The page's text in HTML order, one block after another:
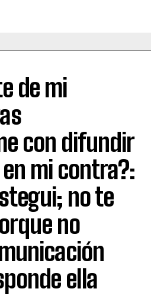
de mi
con difundir
mi contra?:
no te
no
ella